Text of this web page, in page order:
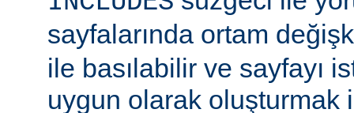
sayfalarında ortam
ile basılabilir ve sayfayı
uygun olarak oluşturmak